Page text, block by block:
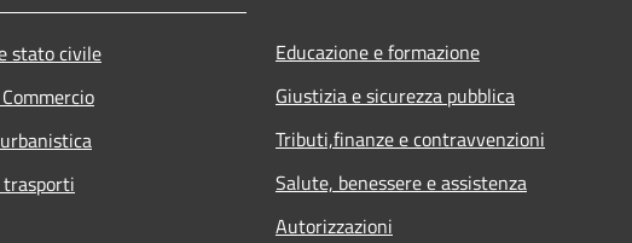
stato civile
Educazione e formazione
Giustizia e sicurezza pubblica
Tributi,finanze e contravvenzioni
Salute, benessere e assistenza
Autorizzazioni